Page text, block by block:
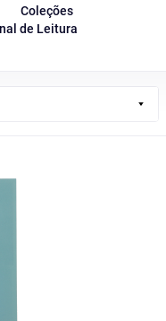
Coleções
de Leitura